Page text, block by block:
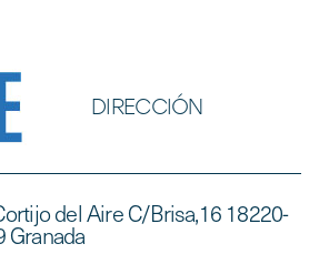
DIRECCIÓN
del Aire C/Brisa,16 18220-
Granada